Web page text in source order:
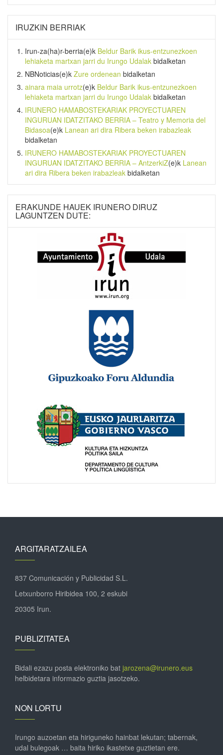
IRUZKIN BERRIAK
Irun-za(ha)r-berria(e)k Beldur Barik ikus-entzunezkoen
lehiaketa martxan jarri du Irungo Udalak bidalketan
NBNoticias(e)k Zure ordenean bidalketan
ainara maia urrotz(e)k Beldur Barik ikus-entzunezkoen
lehiaketa martxan jarri du Irungo Udalak bidalketan
IRUNERO HAMABOSTEKARIAK PROYECTUAREN
INGURUAN IDATZITAKO BERRIA – Teatro y Memoria del
Bidasoa(e)k Lanean ari dira Ribera beken irabazleak
bidalketan
IRUNERO HAMABOSTEKARIAK PROYECTUAREN
INGURUAN IDATZITAKO BERRIA – AntzerkiZ(e)k Lanean
ari dira Ribera beken irabazleak bidalketan
ERAKUNDE HAUEK IRUNERO DIRUZ
LAGUNTZEN DUTE:
ARGITARATZAILEA
837 Comunicación y Publicidad S.L.
Letxunborro Hiribidea 100, 2 eskubi
20305 Irun.
PUBLIZITATEA
Bidali ezazu posta elektroniko bat jarozena@irunero.eus
helbidetara informazio guztia jasotzeko.
NON LORTU
Irungo auzoetan eta hiriguneko hainbat lekutan; tabernak,
udal bulegoak … baita hiriko ikastetxe guztietan ere.